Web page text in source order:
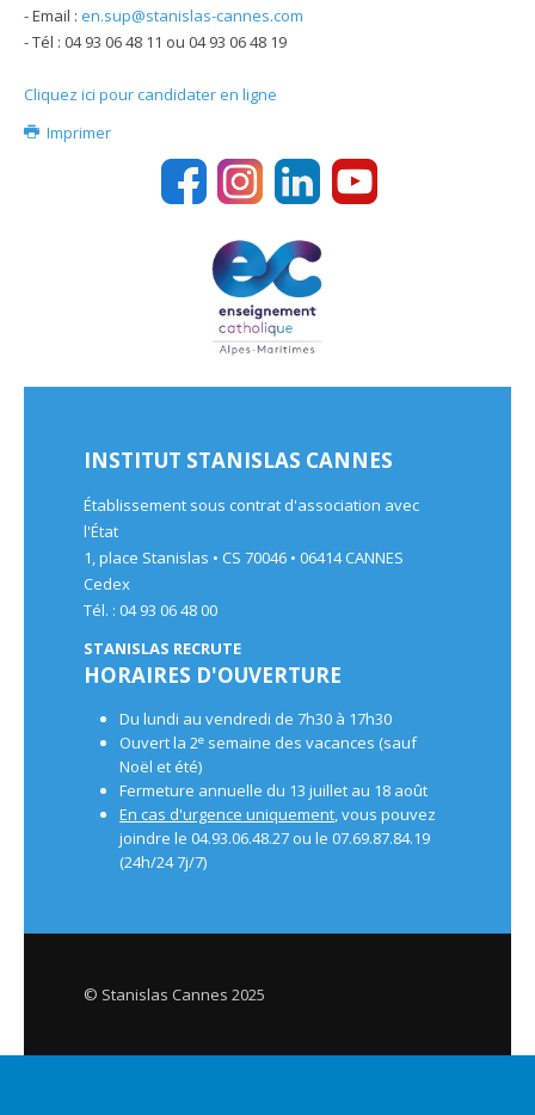
- Email : en.sup@stanislas-cannes.com
- Tél : 04 93 06 48 11 ou 04 93 06 48 19
Cliquez ici pour candidater en ligne
Imprimer
INSTITUT STANISLAS CANNES
Établissement sous contrat d'association avec
l'État
1, place Stanislas • CS 70046 • 06414 CANNES
Cedex
Tél. : 04 93 06 48 00
STANISLAS RECRUTE
HORAIRES D'OUVERTURE
Du lundi au vendredi de 7h30 à 17h30
Ouvert la 2e semaine des vacances (sauf
Noël et été)
Fermeture annuelle du 13 juillet au 18 août
En cas d'urgence uniquement, vous pouvez
joindre le 04.93.06.48.27 ou le 07.69.87.84.19
(24h/24 7j/7)
© Stanislas Cannes 2025